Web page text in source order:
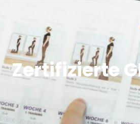
Zertifizierte